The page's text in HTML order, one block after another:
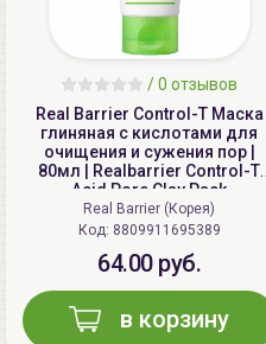
/0 отзывов
Real Barrier Control-T Маска
глиняная с кислотами для
очищения и сужения пор |
80мл | Realbarrier Control-T
Acid Pore Clay Pack
Real Barrier (Корея)
Код: 8809911695389
64.00 руб.
в корзину